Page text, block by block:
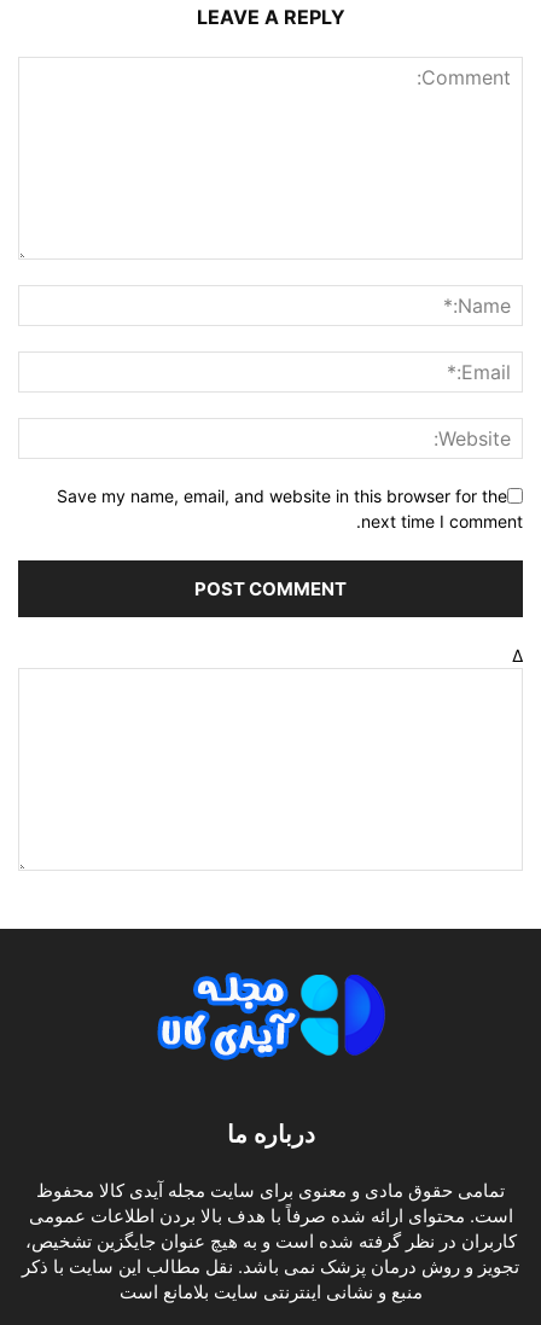
LEAVE A REPLY
Save my name, email, and website in this browser for the
next time I comment.
Δ
درباره ما
تمامی حقوق مادی و معنوی برای سایت مجله آیدی کالا محفوظ
است. محتوای ارائه شده صرفاً با هدف بالا بردن اطلاعات عمومی
کاربران در نظر گرفته شده است و به هیچ عنوان جایگزین تشخیص،
تجویز و روش درمان پزشک نمی باشد. نقل مطالب این سایت با ذکر
منبع و نشانی اینترنتی سایت بلامانع است